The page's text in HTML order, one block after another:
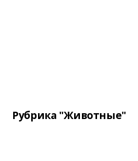
Рубрика "Животные"